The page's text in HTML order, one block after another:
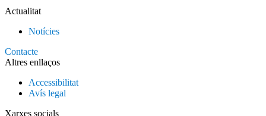
Actualitat
Notícies
Contacte
Altres enllaços
Accessibilitat
Avís legal
Xarxes socials